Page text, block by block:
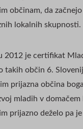
občinam, da
lokalnih skupnosti.
2012 je certifikat
takih občin 6.
prijazna občina
mladih v
prijazno deželo pa je